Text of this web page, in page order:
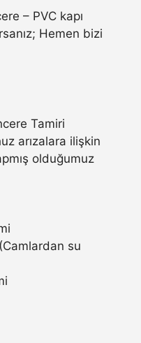
– PVC kapı
Hemen bizi
Tamiri
arızalara ilişkin
olduğumuz
su